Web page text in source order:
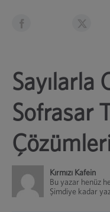
Sayılarla
Sofrasar
Kırmızı Kafein
Bu yazar henüz
Şimdiye kadar